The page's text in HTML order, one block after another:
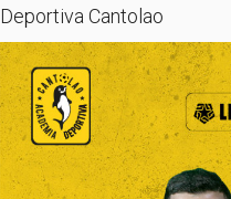
Deportiva Cantolao